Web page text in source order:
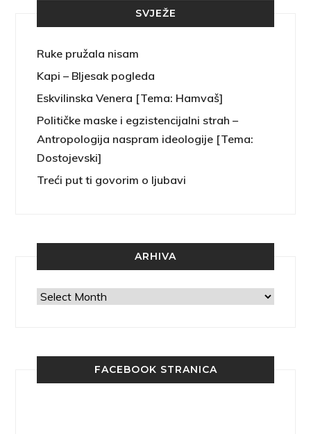
SVJEŽE
Ruke pružala nisam
Kapi – Bljesak pogleda
Eskvilinska Venera [Tema: Hamvaš]
Političke maske i egzistencijalni strah –
Antropologija naspram ideologije [Tema:
Dostojevski]
Treći put ti govorim o ljubavi
ARHIVA
Arhiva
FACEBOOK STRANICA